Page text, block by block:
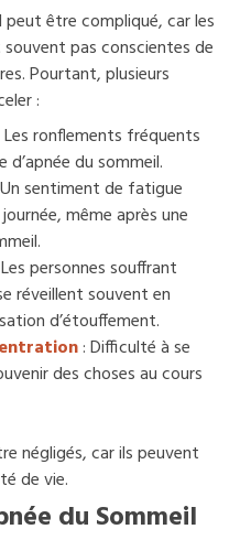
peut être compliqué, car les
pas conscientes de
Pourtant, plusieurs
:
Les ronflements fréquents
du sommeil.
sentiment de fatigue
même après une
personnes souffrant
réveillent souvent en
d’étouffement.
: Difficulté à se
des choses au cours
négligés, car ils peuvent
de vie.
du Sommeil